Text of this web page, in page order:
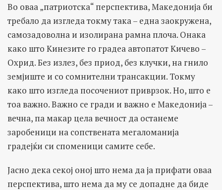
Во оваа „патриотска“ перспектива, Македонија би
требало да изгледа токму така – една заокружена,
самозадоволна и изолирана рамна плоча. Онака
како што Кинезите го градеа автопатот Кичево –
Охрид. Без излез, без приод, без клучки, на гнило
земјиште и со сомнителни трансакции. Токму
како што изгледа посочениот приврзок. Но, што е
тоа важно. Важно се гради и важно е Македонија –
вечна, па макар цела вечност да останеме
заробеници на сопствената мегаломанија
градејќи си споменици самите себе.
Јасно дека секој оној што нема да ја прифати оваа
перспектива, што нема да му се допадне да биде